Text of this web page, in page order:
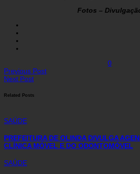
Fotos –
0
Previous Post
Next Post
Related Posts
SAÚDE
PREFEITURA DE OLINDA DIVULGA
CLÍNICA MÓVEL E DO ODONTOMÓVEL
SAÚDE